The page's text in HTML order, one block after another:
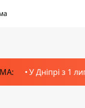
У Дніпрі з 1